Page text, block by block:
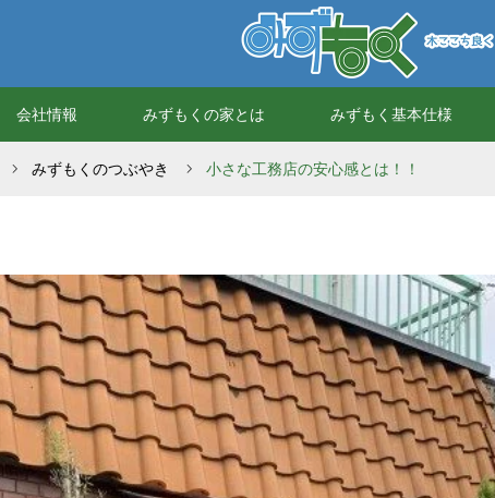
会社情報 みずもくの家とは みずもく基本仕様
みずもくのつぶやき 小さな工務店の安心感とは！！